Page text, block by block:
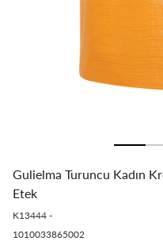
Gulielma Turuncu Kadın
Etek
K13444 -
1010033865002